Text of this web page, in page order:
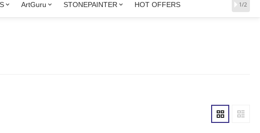
ArtGuru STONEPAINTER HOT OFFERS 1/2